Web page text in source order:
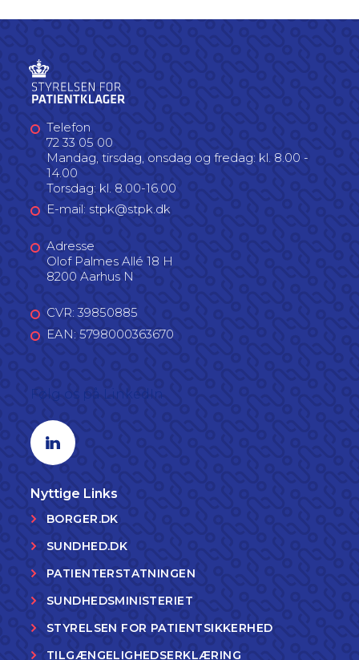
Telefon
72 33 05 00
Mandag, tirsdag, onsdag og fredag: kl. 8.00 -
14.00
Torsdag: kl. 8.00-16.00
E-mail: stpk@stpk.dk
Adresse
Olof Palmes Allé 18 H
8200 Aarhus N
CVR: 39850885
EAN: 5798000363670
Linkedin profil
Nyttige Links
BORGER.DK
SUNDHED.DK
PATIENTERSTATNINGEN
SUNDHEDSMINISTERIET
STYRELSEN FOR PATIENTSIKKERHED
TILGÆNGELIGHEDSERKLÆRING